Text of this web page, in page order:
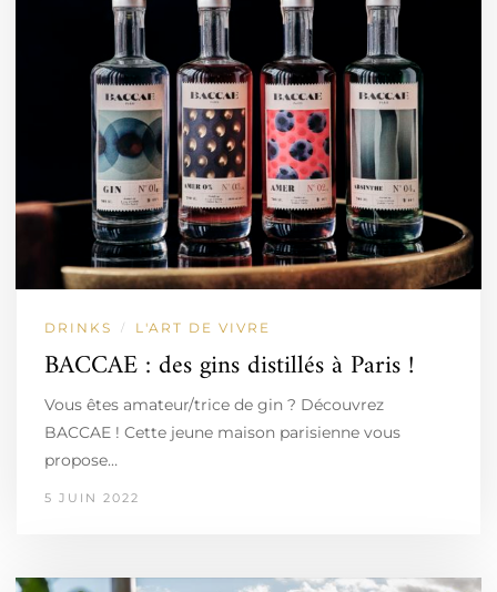
DRINKS / L'ART DE VIVRE
BACCAE : des gins distillés à Paris !
Vous êtes amateur/trice de gin ? Découvrez
BACCAE ! Cette jeune maison parisienne vous
propose…
5 JUIN 2022